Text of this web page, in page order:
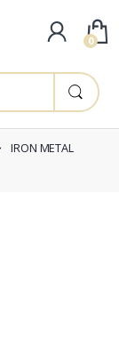
IRON METAL
0